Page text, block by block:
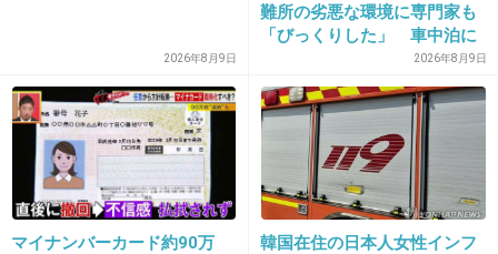
原作ファンを敵にまわすようなドラマにはなっ
て欲しくないな
地獄先生ぬ～べ～、15年ぶり本編復活
girlschannel.net
「鬼の手」を持つ教師の活躍を描いたマンガ「地獄先生ぬ～べ～」が15年
2026年8月9日
難所の劣悪な環境に専門家も
「びっくりした」 車中泊に
もリスクが 「熱したフライ
パンに飛び込むようなもの」
2026年8月9日
マイナンバーカード約90万
韓国在住の日本人女性インフ